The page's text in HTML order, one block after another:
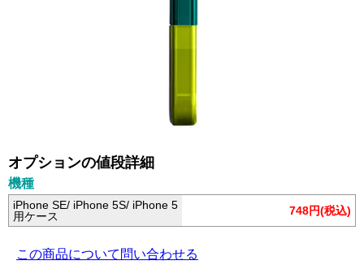
オプションの値段詳細
機種
iPhone SE/ iPhone 5S/ iPhone 5
用ケース
748円(税込)
この商品について問い合わせる